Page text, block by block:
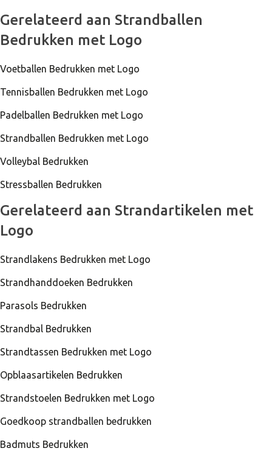
Strandbal Magno
Strandbal Magno
Gerelateerd aan Strandballen
Bedrukken met Logo
Voetballen Bedrukken met Logo
Tennisballen Bedrukken met Logo
Padelballen Bedrukken met Logo
Strandballen Bedrukken met Logo
Volleybal Bedrukken
Stressballen Bedrukken
Gerelateerd aan Strandartikelen met
Logo
Strandlakens Bedrukken met Logo
Strandhanddoeken Bedrukken
Parasols Bedrukken
Strandbal Bedrukken
Strandtassen Bedrukken met Logo
Opblaasartikelen Bedrukken
Strandstoelen Bedrukken met Logo
Goedkoop strandballen bedrukken
Badmuts Bedrukken